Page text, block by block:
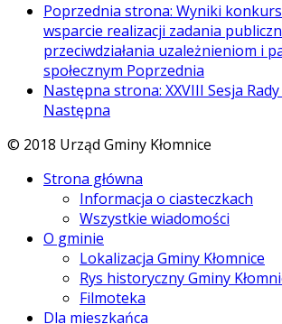
Poprzednia strona: Wyniki
wsparcie realizacji zadania
przeciwdziałania uzależnieniom i
społecznym Poprzednia
Następna strona: XXVIII Sesja Rady
Następna
© 2018 Urząd Gminy Kłomnice
Strona główna
Informacja o ciasteczkach
Wszystkie wiadomości
O gminie
Lokalizacja Gminy Kłomnice
Rys historyczny Gminy
Filmoteka
Dla mieszkańca